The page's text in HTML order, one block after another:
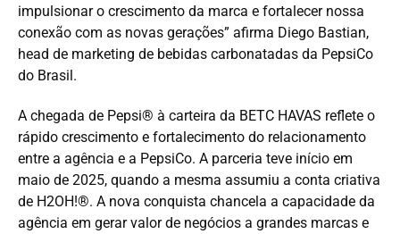
impulsionar o crescimento da marca e fortalecer nossa
conexão com as novas gerações” afirma Diego Bastian,
head de marketing de bebidas carbonatadas da PepsiCo
do Brasil.
A chegada de Pepsi® à carteira da BETC HAVAS reflete o
rápido crescimento e fortalecimento do relacionamento
entre a agência e a PepsiCo. A parceria teve início em
maio de 2025, quando a mesma assumiu a conta criativa
de H2OH!®. A nova conquista chancela a capacidade da
agência em gerar valor de negócios a grandes marcas e